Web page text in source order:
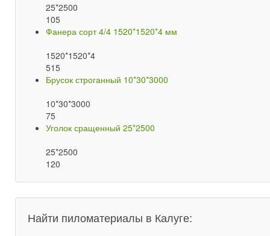
25*2500
105
Фанера сорт 4/4 1520*1520*4 мм
1520*1520*4
515
Брусок строганный 10*30*3000
10*30*3000
75
Уголок сращенный 25*2500
25*2500
120
Найти пиломатериалы в Калуге: